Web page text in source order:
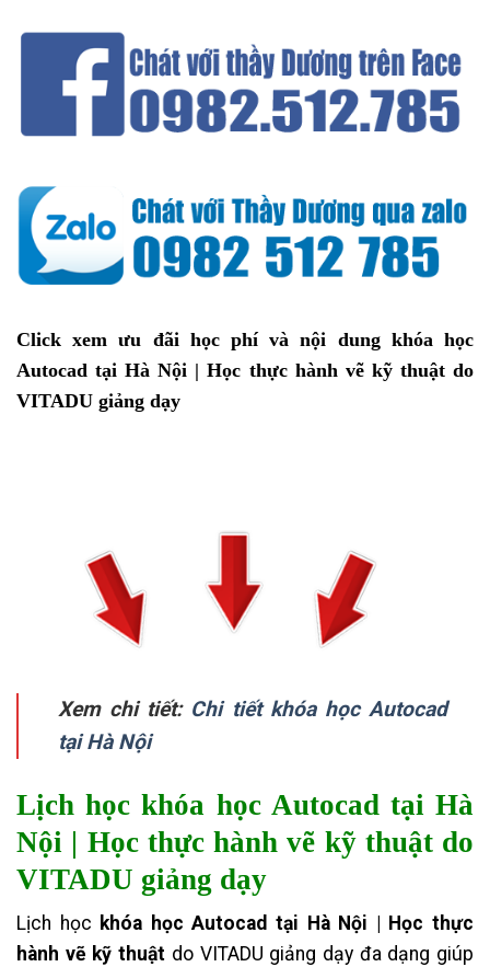
Click xem ưu đãi học phí và nội dung khóa học
Autocad tại Hà Nội | Học thực hành vẽ kỹ thuật do
VITADU giảng dạy
Xem chi tiết: Chi tiết khóa học Autocad
tại Hà Nội
Lịch học khóa học Autocad tại Hà
Nội | Học thực hành vẽ kỹ thuật do
VITADU giảng dạy
Lịch học khóa học Autocad tại Hà Nội | Học thực
hành vẽ kỹ thuật do VITADU giảng dạy đa dạng giúp